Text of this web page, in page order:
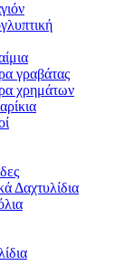
γραβάτας
χρημάτων
Δαχτυλίδια